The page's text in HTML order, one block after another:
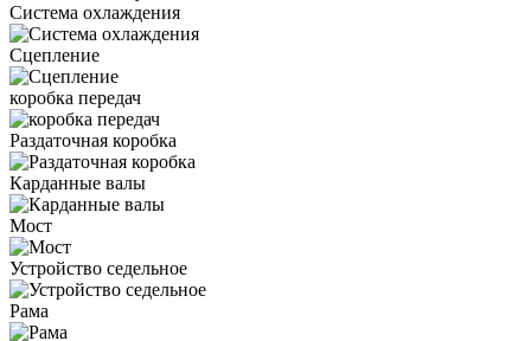
Система охлаждения
Сцепление
коробка передач
Раздаточная коробка
Карданные валы
Мост
Устройство седельное
Рама